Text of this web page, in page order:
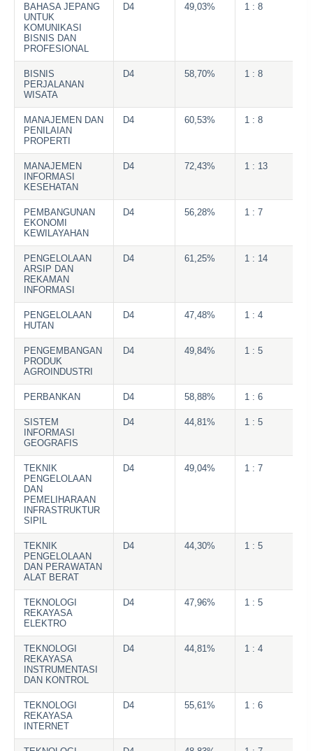
BAHASA JEPANG
UNTUK
KOMUNIKASI
BISNIS DAN
PROFESIONAL
D4 49,03% 1 : 8
BISNIS
PERJALANAN
WISATA
D4 58,70% 1 : 8
MANAJEMEN DAN
PENILAIAN
PROPERTI
D4 60,53% 1 : 8
MANAJEMEN
INFORMASI
KESEHATAN
D4 72,43% 1 : 13
PEMBANGUNAN
EKONOMI
KEWILAYAHAN
D4 56,28% 1 : 7
PENGELOLAAN
ARSIP DAN
REKAMAN
INFORMASI
D4 61,25% 1 : 14
PENGELOLAAN
HUTAN
D4 47,48% 1 : 4
PENGEMBANGAN
PRODUK
AGROINDUSTRI
D4 49,84% 1 : 5
PERBANKAN D4 58,88% 1 : 6
SISTEM
INFORMASI
GEOGRAFIS
D4 44,81% 1 : 5
TEKNIK
PENGELOLAAN
DAN
PEMELIHARAAN
INFRASTRUKTUR
SIPIL
D4 49,04% 1 : 7
TEKNIK
PENGELOLAAN
DAN PERAWATAN
ALAT BERAT
D4 44,30% 1 : 5
TEKNOLOGI
REKAYASA
ELEKTRO
D4 47,96% 1 : 5
TEKNOLOGI
REKAYASA
INSTRUMENTASI
DAN KONTROL
D4 44,81% 1 : 4
TEKNOLOGI
REKAYASA
INTERNET
D4 55,61% 1 : 6